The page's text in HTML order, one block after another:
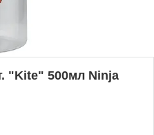
"Kite" 500мл Ninja